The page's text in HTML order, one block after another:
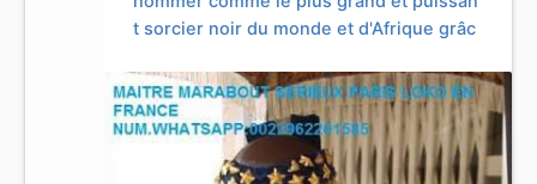
t sorcier noir du monde et d'Afrique grâc